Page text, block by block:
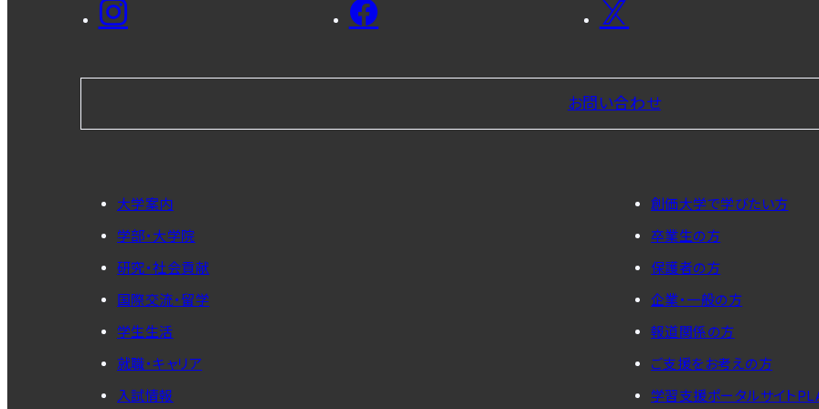
お問い合わせ
大学案内
学部・大学院
研究・社会貢献
国際交流・留学
学生生活
就職・キャリア
入試情報
創価大学で学びたい方
卒業生の方
保護者の方
企業・一般の方
報道関係の方
ご支援をお考えの方
学習支援ポータルサイト